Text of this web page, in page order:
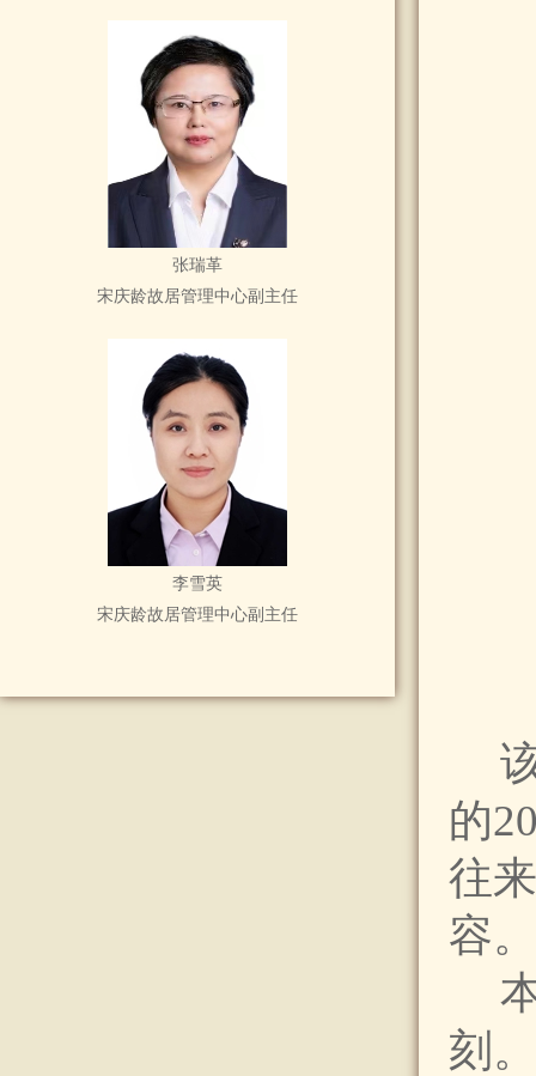
张瑞革
宋庆龄故居管理中心副主任
李雪英
宋庆龄故居管理中心副主任
的
往
容。
刻